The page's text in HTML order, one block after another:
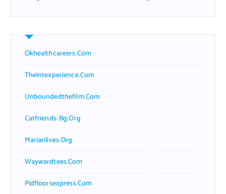
Okhealthcareers.com
Theintexperience.com
Unboundedthefilm.com
Catfriends-Bg.org
Marianlives.org
Waywardtees.com
Pidfloorsexpress.com